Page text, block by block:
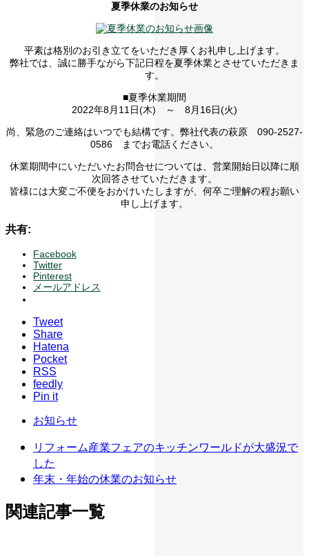
夏季休業のお知らせ
平素は格別のお引き立てをいただき厚くお礼申し上げます。
弊社では、誠に勝手ながら下記日程を夏季休業とさせていただきま
す。
■夏季休業期間
2022年8月11日(木) ～ 8月16日(火)
尚、緊急のご連絡はいつでも結構です。弊社代表の萩原 090-2527-
0586 までお電話ください。
休業期間中にいただいたお問合せについては、営業開始日以降に順
次回答させていただきます。
皆様には大変ご不便をおかけいたしますが、何卒ご理解の程お願い
申し上げます。
共有:
Facebook
Twitter
Pinterest
メールアドレス
Tweet
Share
Hatena
Pocket
RSS
feedly
Pin it
お知らせ
リフォーム産業フェアのキッチンワールドが大盛況で
した
年末・年始の休業のお知らせ
関連記事一覧